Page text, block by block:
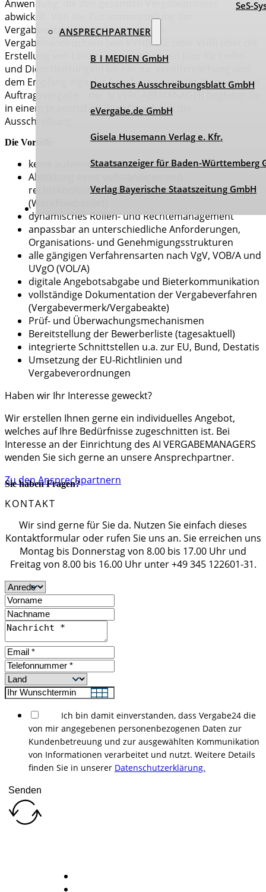
SeS-
ANSPRECHPARTNER
B_I MEDIEN GmbH
Deutsches Ausschreibungsblatt GmbH
eVergabe.de GmbH
Gisela Husemann Verlag e. Kfr.
Staatsanzeiger für Baden-Württemberg
Verlag Bayerische Staatszeitung GmbH
Anwendung, die den gesamten Vergabeprozess
abwickelt. Von der Zusammenstellung der
Vergabeunterlagen mit integrierten
Vergabehandbüchern (wie KVHB/VLL oder VHB) über die
Erstellung von Leistungsverzeichnissen (nur für Liefer-
und Dienstleistungen) bis hin zur Veröffentlichung und
dem Empfang digitaler Angebote sowie der Wertung und
Auftragsvergabe – der AI VERGABEMANAGER begleitet Sie
in einem praxisnahen Workflow durch die
Ausschreibung.
Die Vorteile
keine aufwendige Softwareinstallation
Abbildung eines vollständigen und
rechtskonformen eVergabe-Prozesses
(Workflowbasiert)
dynamisches Rollen- und Rechtemanagement
anpassbar an unterschiedliche Anforderungen,
Organisations- und Genehmigungsstrukturen
alle gängigen Verfahrensarten nach VgV, VOB/A und
UVgO (VOL/A)
digitale Angebotsabgabe und Bieterkommunikation
vollständige Dokumentation der Vergabeverfahren
(Vergabevermerk/Vergabeakte)
Prüf- und Überwachungsmechanismen
Bereitstellung der Bewerberliste (tagesaktuell)
integrierte Schnittstellen u.a. zur EU, Bund, Destatis
Umsetzung der EU-Richtlinien und
Vergabeverordnungen
Haben wir Ihr Interesse geweckt?
Wir erstellen Ihnen gerne ein individuelles Angebot,
welches auf Ihre Bedürfnisse zugeschnitten ist. Bei
Interesse an der Einrichtung des AI VERGABEMANAGERS
wenden Sie sich gerne an unsere Ansprechpartner.
Zu den Ansprechpartnern
Sie haben Fragen?
KONTAKT
Wir sind gerne für Sie da. Nutzen Sie einfach dieses
Kontaktformular oder rufen Sie uns an. Sie erreichen uns
Montag bis Donnerstag von 8.00 bis 17.00 Uhr und
Freitag von 8.00 bis 16.00 Uhr unter +49 345 122601-31.
Ich bin damit einverstanden, dass Vergabe24 die
von mir angegebenen personenbezogenen Daten zur
Kundenbetreuung und zur ausgewählten Kommunikation
von Informationen verarbeitet und nutzt. Weitere Details
finden Sie in unserer Datenschutzerklärung.
Senden